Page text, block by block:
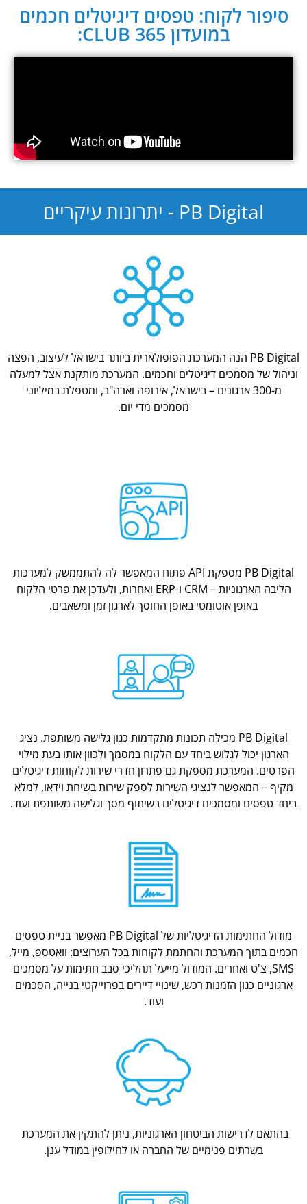
סיפור לקוח: טפסים דיגיטלים חכמים
במועדון CLUB 365:
PB Digital - יתרונות עיקריים
PB Digital הנה המערכת הפופולארית ביותר בישראל לעיצוב, הפצה
וניהול של מסמכים דיגיטלים וחכמים. המערכת מותקנת אצל למעלה
מ-300 ארגונים – בישראל, אירופה וארה"ב, ומטפלת במיליוני
מסמכים מדי יום.
PB Digital מספקת API פתוח המאפשר לה להתממשק למערכות
הליבה הארגוניות – CRM ו-ERP ואחרות, ולעדכן את פרטי הלקוח
באופן אוטומטי באופן החוסך לארגון זמן ומשאבים.
PB Digital מכילה תכונות מתקדמות כגון גלישה משותפת. נציג
הארגון יכול לגלוש ביחד עם הלקוח במסמך ולכוון אותו בעת מילוי
הפרטים. המערכת מספקת גם פתרון חדרי שירות לקוחות דיגיטלים
מקיף – המאפשר לנציגי השירות לספק שירות בשיחת וידאו, למלא
ביחד טפסים ומסמכים דיגיטלים בשיתוף מסך וגלישה משותפת ועוד.
מודול החתימות הדיגיטליות של PB Digital מאפשר בניית טפסים
חכמים בתוך המערכת והחתמת לקוחות בכל הערוצים: וואטספ, מייל,
SMS, צ'ט ואחרים. המודול מייעל תהליכי סבב חתימות על מסמכים
ארגוניים כגון הזמנות רכש, שינויי דיירים בפרוייקטי בנייה, הסכמים
ועוד.
בהתאם לדרישות הביטחון הארגוניות, ניתן להתקין את המערכת
בשרתים פנימיים של החברה או לחילופין במודל ענן.